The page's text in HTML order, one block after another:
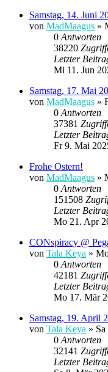
Samstag, 14. Juni
von MadMaagus »
0 Antworten
38220
Letzter
Mi 11. Jun
Samstag, 17. Mai
von MadMaagus »
0 Antworten
37381
Letzter
Fr 9. Mai
Frohe Ostern!
von MadMaagus »
0 Antworten
151508
Letzter
Mo 21. Apr
CONspiracy @
von Tala Keya »
0 Antworten
42181
Letzter
Mo 17. Mär
Samstag, 19. April
von Tala Keya »
0 Antworten
32141
Letzter